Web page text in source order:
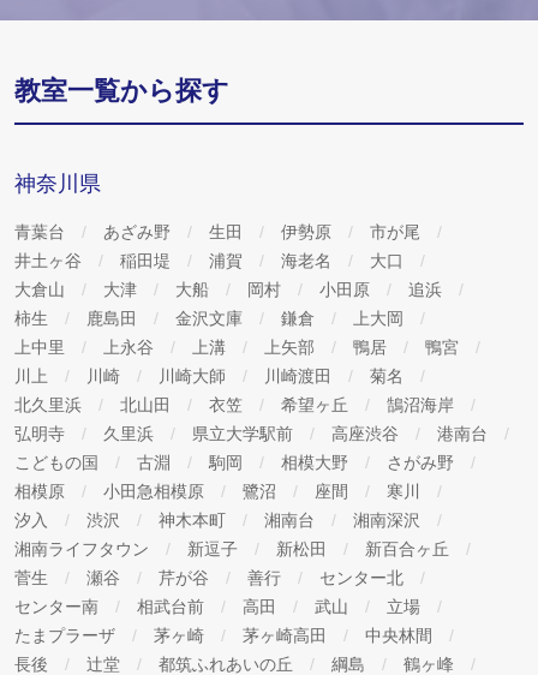
教室一覧から探す
神奈川県
青葉台 あざみ野 生田 伊勢原
市が尾
井土ヶ谷
稲田堤 浦賀 海老名
大口
大倉山
大津 大船 岡村 小田原
追浜
柿生
鹿島田 金沢文庫 鎌倉
上大岡
上中里
上永谷 上溝 上矢部 鴨居
鴨宮
川上
川崎 川崎大師 川崎渡田
菊名
北久里浜
北山田 衣笠 希望ヶ丘
鵠沼海岸
弘明寺
久里浜 県立大学駅前 高座渋谷
港南台
こどもの国
古淵 駒岡 相模大野
さがみ野
相模原
小田急相模原 鷺沼 座間
寒川
汐入
渋沢 神木本町 湘南台
湘南深沢
湘南ライフタウン
新逗子 新松田
新百合ヶ丘
菅生
瀬谷 芹が谷 善行
センター北
センター南
相武台前 高田 武山
立場
たまプラーザ
茅ヶ崎 茅ヶ崎高田
中央林間
長後
辻堂 都筑ふれあいの丘 綱島
鶴ヶ峰